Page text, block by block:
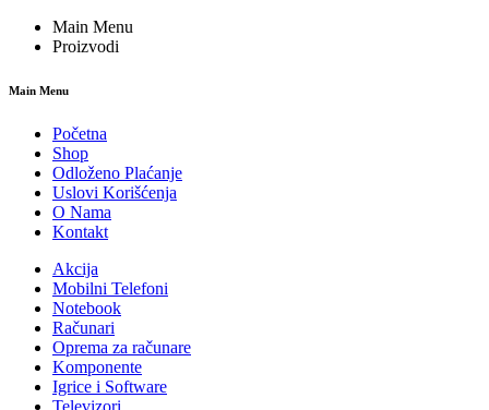
Main Menu
Proizvodi
Main Menu
Početna
Shop
Odloženo Plaćanje
Uslovi Korišćenja
O Nama
Kontakt
Akcija
Mobilni Telefoni
Notebook
Računari
Oprema za računare
Komponente
Igrice i Software
Televizori